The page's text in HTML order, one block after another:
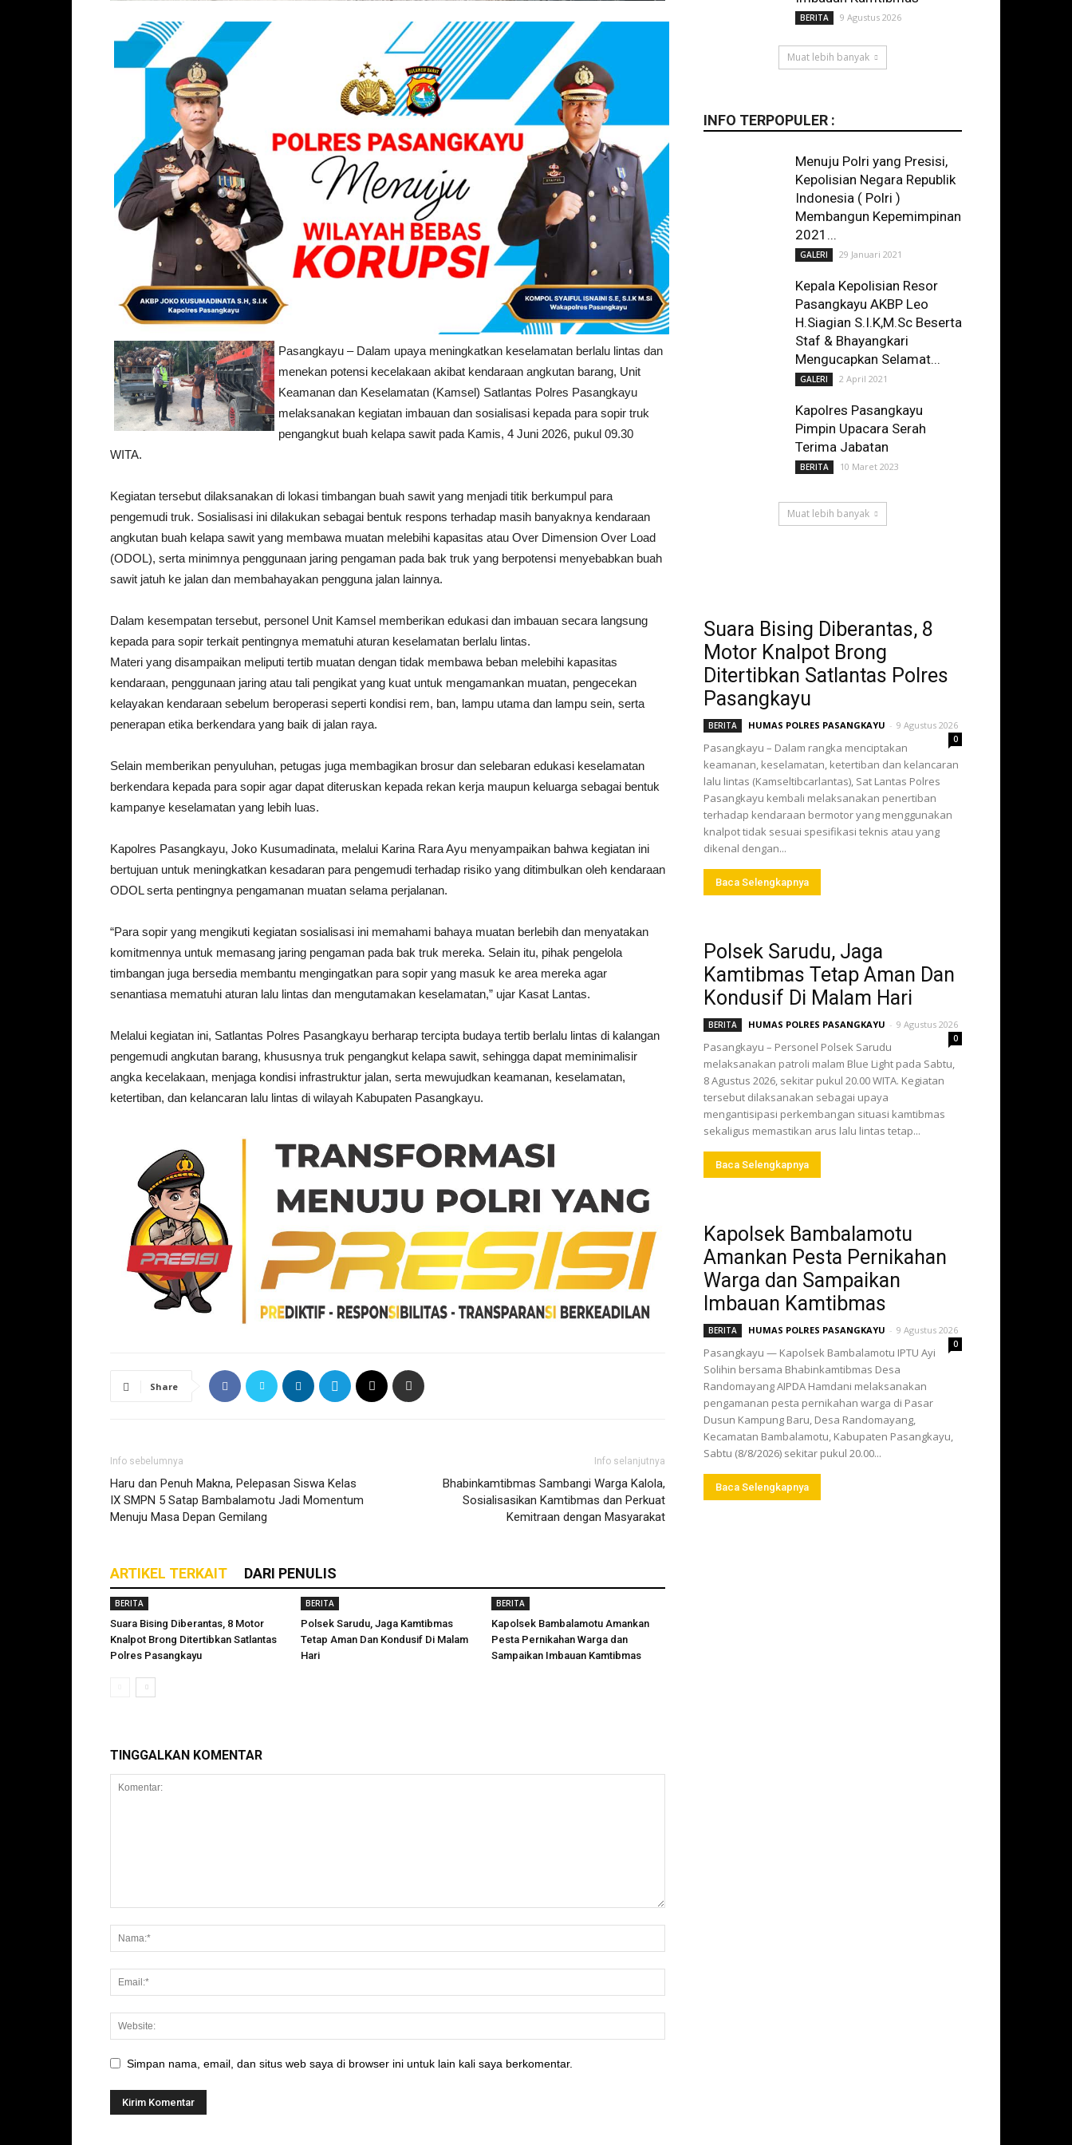
Pasangkayu – Dalam upaya meningkatkan keselamatan berlalu lintas dan
menekan potensi kecelakaan akibat kendaraan angkutan barang, Unit
Keamanan dan Keselamatan (Kamsel) Satlantas Polres Pasangkayu
melaksanakan kegiatan imbauan dan sosialisasi kepada para sopir truk
pengangkut buah kelapa sawit pada Kamis, 4 Juni 2026, pukul 09.30
WITA.
Kegiatan tersebut dilaksanakan di lokasi timbangan buah sawit yang menjadi titik berkumpul para
pengemudi truk. Sosialisasi ini dilakukan sebagai bentuk respons terhadap masih banyaknya kendaraan
angkutan buah kelapa sawit yang membawa muatan melebihi kapasitas atau Over Dimension Over Load
(ODOL), serta minimnya penggunaan jaring pengaman pada bak truk yang berpotensi menyebabkan buah
sawit jatuh ke jalan dan membahayakan pengguna jalan lainnya.
Dalam kesempatan tersebut, personel Unit Kamsel memberikan edukasi dan imbauan secara langsung
kepada para sopir terkait pentingnya mematuhi aturan keselamatan berlalu lintas.
Materi yang disampaikan meliputi tertib muatan dengan tidak membawa beban melebihi kapasitas
kendaraan, penggunaan jaring atau tali pengikat yang kuat untuk mengamankan muatan, pengecekan
kelayakan kendaraan sebelum beroperasi seperti kondisi rem, ban, lampu utama dan lampu sein, serta
penerapan etika berkendara yang baik di jalan raya.
Selain memberikan penyuluhan, petugas juga membagikan brosur dan selebaran edukasi keselamatan
berkendara kepada para sopir agar dapat diteruskan kepada rekan kerja maupun keluarga sebagai bentuk
kampanye keselamatan yang lebih luas.
Kapolres Pasangkayu, Joko Kusumadinata, melalui Karina Rara Ayu menyampaikan bahwa kegiatan ini
bertujuan untuk meningkatkan kesadaran para pengemudi terhadap risiko yang ditimbulkan oleh kendaraan
ODOL serta pentingnya pengamanan muatan selama perjalanan.
“Para sopir yang mengikuti kegiatan sosialisasi ini memahami bahaya muatan berlebih dan menyatakan
komitmennya untuk memasang jaring pengaman pada bak truk mereka. Selain itu, pihak pengelola
timbangan juga bersedia membantu mengingatkan para sopir yang masuk ke area mereka agar
senantiasa mematuhi aturan lalu lintas dan mengutamakan keselamatan,” ujar Kasat Lantas.
Melalui kegiatan ini, Satlantas Polres Pasangkayu berharap tercipta budaya tertib berlalu lintas di kalangan
pengemudi angkutan barang, khususnya truk pengangkut kelapa sawit, sehingga dapat meminimalisir
angka kecelakaan, menjaga kondisi infrastruktur jalan, serta mewujudkan keamanan, keselamatan,
ketertiban, dan kelancaran lalu lintas di wilayah Kabupaten Pasangkayu.
Share
Info sebelumnya
Haru dan Penuh Makna, Pelepasan Siswa Kelas
IX SMPN 5 Satap Bambalamotu Jadi Momentum
Menuju Masa Depan Gemilang
Info selanjutnya
Bhabinkamtibmas Sambangi Warga Kalola,
Sosialisasikan Kamtibmas dan Perkuat
Kemitraan dengan Masyarakat
ARTIKEL TERKAIT DARI PENULIS
BERITA
Suara Bising Diberantas, 8 Motor
Knalpot Brong Ditertibkan Satlantas
Polres Pasangkayu
BERITA
Polsek Sarudu, Jaga Kamtibmas
Tetap Aman Dan Kondusif Di Malam
Hari
BERITA
Kapolsek Bambalamotu Amankan
Pesta Pernikahan Warga dan
Sampaikan Imbauan Kamtibmas
TINGGALKAN KOMENTAR
Simpan nama, email, dan situs web saya di browser ini untuk lain kali saya berkomentar.
BERITA 9 Agustus 2026
Muat lebih banyak
INFO TERPOPULER :
Menuju Polri yang Presisi,
Kepolisian Negara Republik
Indonesia ( Polri )
Membangun Kepemimpinan
2021...
GALERI 29 Januari 2021
Kepala Kepolisian Resor
Pasangkayu AKBP Leo
H.Siagian S.I.K,M.Sc Beserta
Staf & Bhayangkari
Mengucapkan Selamat...
GALERI 2 April 2021
Kapolres Pasangkayu
Pimpin Upacara Serah
Terima Jabatan
BERITA 10 Maret 2023
Muat lebih banyak
Suara Bising Diberantas, 8
Motor Knalpot Brong
Ditertibkan Satlantas Polres
Pasangkayu
BERITA HUMAS POLRES PASANGKAYU - 9 Agustus 2026
0
Pasangkayu – Dalam rangka menciptakan
keamanan, keselamatan, ketertiban dan kelancaran
lalu lintas (Kamseltibcarlantas), Sat Lantas Polres
Pasangkayu kembali melaksanakan penertiban
terhadap kendaraan bermotor yang menggunakan
knalpot tidak sesuai spesifikasi teknis atau yang
dikenal dengan...
Baca Selengkapnya
Polsek Sarudu, Jaga
Kamtibmas Tetap Aman Dan
Kondusif Di Malam Hari
BERITA HUMAS POLRES PASANGKAYU - 9 Agustus 2026
0
Pasangkayu – Personel Polsek Sarudu
melaksanakan patroli malam Blue Light pada Sabtu,
8 Agustus 2026, sekitar pukul 20.00 WITA. Kegiatan
tersebut dilaksanakan sebagai upaya
mengantisipasi perkembangan situasi kamtibmas
sekaligus memastikan arus lalu lintas tetap...
Baca Selengkapnya
Kapolsek Bambalamotu
Amankan Pesta Pernikahan
Warga dan Sampaikan
Imbauan Kamtibmas
BERITA HUMAS POLRES PASANGKAYU - 9 Agustus 2026
0
Pasangkayu — Kapolsek Bambalamotu IPTU Ayi
Solihin bersama Bhabinkamtibmas Desa
Randomayang AIPDA Hamdani melaksanakan
pengamanan pesta pernikahan warga di Pasar
Dusun Kampung Baru, Desa Randomayang,
Kecamatan Bambalamotu, Kabupaten Pasangkayu,
Sabtu (8/8/2026) sekitar pukul 20.00...
Baca Selengkapnya